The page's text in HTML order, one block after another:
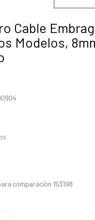
Cable
Modelos,
comparación 153198